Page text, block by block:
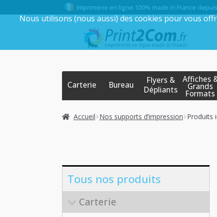
Imprimerie en ligne 100% made in France
Aller
à
la
Aller
au
contenu
Carterie Bureau
Flyers &
Dépliants
Affiches
Grands
Formats
Accueil Nos supports d’impression Produits
Tous nos produits
Carterie
Nous utilisons (nous aussi) des cookies pour vous